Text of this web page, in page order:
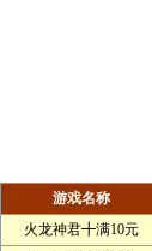
游戏名称
火龙神君╋满10元